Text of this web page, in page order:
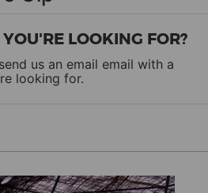
LOOKING FOR?
us an email email with a
looking for.